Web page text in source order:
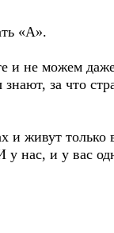
«А».
не можем даже
за что
и живут только
нас, и у вас